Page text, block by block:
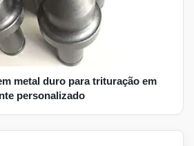
metal duro para trituração em
personalizado